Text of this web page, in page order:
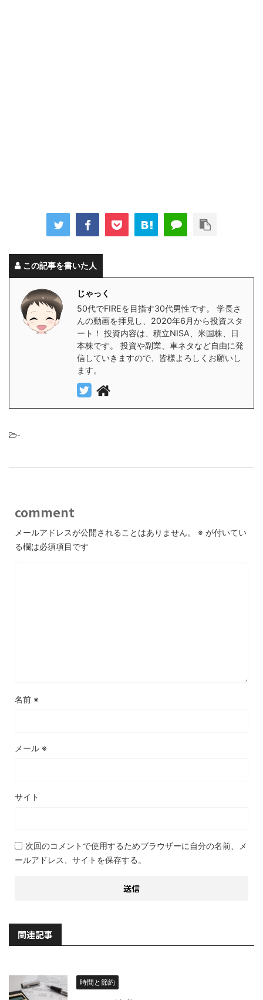
この記事を書いた人
じゃっく
50代でFIREを目指す30代男性です。 学長さ
んの動画を拝見し、2020年6月から投資スタ
ート！ 投資内容は、積立NISA、米国株、日
本株です。 投資や副業、車ネタなど自由に発
信していきますので、皆様よろしくお願いし
ます。
-
comment
メールアドレスが公開されることはありません。 ※ が付いてい
る欄は必須項目です
名前 ※
メール ※
サイト
次回のコメントで使用するためブラウザーに自分の名前、メ
ールアドレス、サイトを保存する。
関連記事
時間と節約